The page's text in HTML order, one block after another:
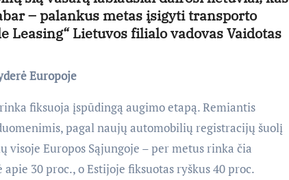
– palankus metas įsigyti transporto
Leasing“ Lietuvos filialo vadovas Vaidotas
Europoje
fiksuoja įspūdingą augimo etapą. Remiantis
pagal naujų automobilių registracijų šuolį
Europos Sąjungoje – per metus rinka čia
30 proc., o Estijoje fiksuotas ryškus 40 proc.